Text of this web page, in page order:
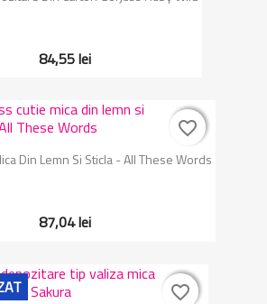
84,55 lei
Din Lemn Si Sticla - All These Words
87,04 lei
favorite_border
favorite_border
favorite_border
favorite_border